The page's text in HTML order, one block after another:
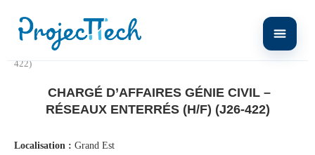
Chargé d’Affaires Génie Civil – Réseaux Enterrés (H/F) (J26-
422)
CHARGÉ D’AFFAIRES GÉNIE CIVIL –
RÉSEAUX ENTERRÉS (H/F) (J26-422)
Localisation : Grand Est